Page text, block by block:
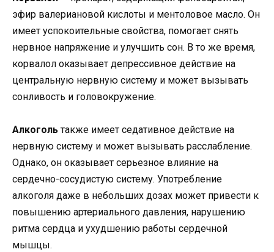
эфир валериановой кислоты и ментоловое масло. Он
имеет успокоительные свойства, помогает снять
нервное напряжение и улучшить сон. В то же время,
корвалол оказывает депрессивное действие на
центральную нервную систему и может вызывать
сонливость и головокружение.
Алкоголь также имеет седативное действие на
нервную систему и может вызывать расслабление.
Однако, он оказывает серьезное влияние на
сердечно-сосудистую систему. Употребление
алкоголя даже в небольших дозах может привести к
повышению артериального давления, нарушению
ритма сердца и ухудшению работы сердечной
мышцы.